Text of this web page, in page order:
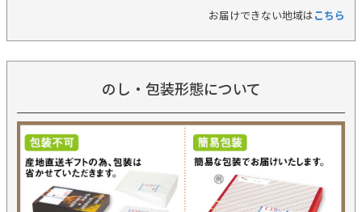
お届けできない地域はこちら
のし・包装形態について